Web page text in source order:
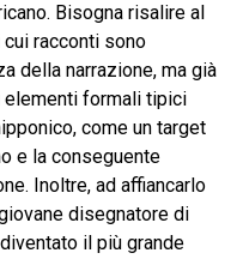
Bisogna risalire al
racconti sono
della narrazione, ma già
elementi formali tipici
come un target
e la conseguente
Inoltre, ad affiancarlo
disegnatore di
il più grande